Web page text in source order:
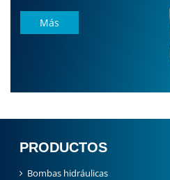
Más
PRODUCTOS
Bombas hidráulicas